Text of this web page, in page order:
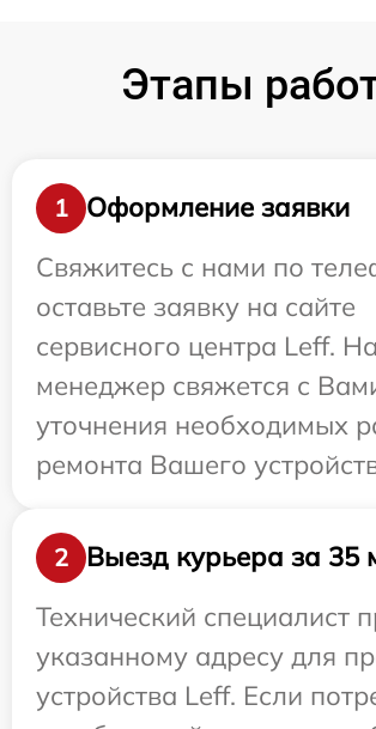
Этапы
1
Оформление заявки
Свяжитесь с нами по
оставьте заявку на сайте
сервисного центра Leff.
менеджер свяжется с
уточнения необходимых
ремонта Вашего
2
Выезд курьера за 35
Технический специалист
указанному адресу для
устройства Leff. Если